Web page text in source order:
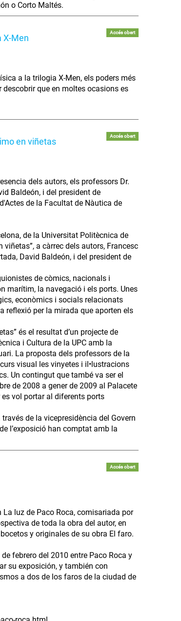
o Corto Maltés.
X-Men
Accés obert
a la trilogia X-Men, els poders més
descobrir que en moltes ocasions es
en viñetas
Accés obert
dels autors, els professors Dr.
Baldeón, i del president de
de la Facultat de Nàutica de
de la Universitat Politècnica de
a càrrec dels autors, Francesc
David Baldeón, i del president de
de còmics, nacionals i
marítim, la navegació i els ports. Unes
econòmics i socials relacionats
reflexió per la mirada que aporten els
és el resultat d’un projecte de
i Cultura de la UPC amb la
La proposta dels professors de la
visual les vinyetes i il•lustracions
Un contingut que també va ser el
de 2008 a gener de 2009 al Palacete
vol portar al diferents ports
de la vicepresidència del Govern
l’exposició han comptat amb la
Accés obert
luz de Paco Roca, comisariada por
de toda la obra del autor, en
y originales de su obra El faro.
febrero del 2010 entre Paco Roca y
su exposición, y también con
a dos de los faros de la ciudad de